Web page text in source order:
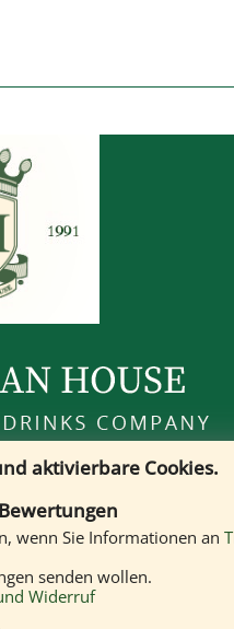
Uhr
aktivierbare Cookies.
wenn Sie Informationen an
senden wollen.
Widerruf